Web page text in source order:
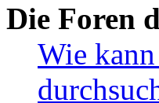
Die Foren
Wie